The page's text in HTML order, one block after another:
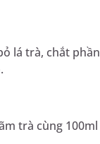
lá trà, chắt phần
trà cùng 100ml